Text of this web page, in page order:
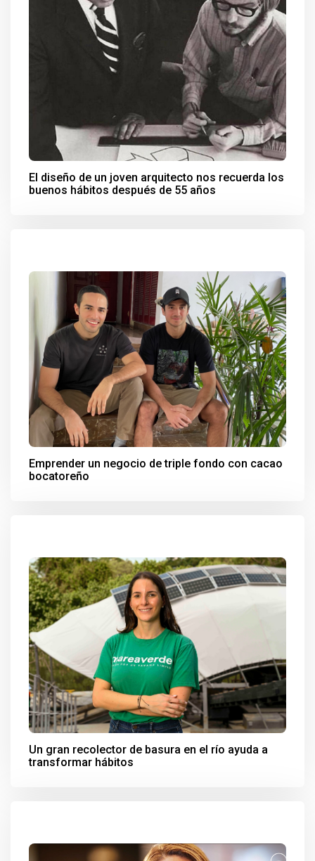
El diseño de un joven arquitecto nos recuerda los
buenos hábitos después de 55 años
Emprender un negocio de triple fondo con cacao
bocatoreño
Un gran recolector de basura en el río ayuda a
transformar hábitos